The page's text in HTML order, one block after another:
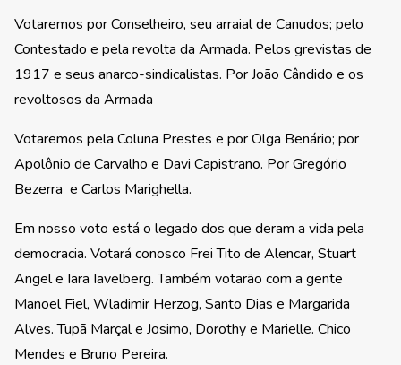
Votaremos por Conselheiro, seu arraial de Canudos; pelo
Contestado e pela revolta da Armada. Pelos grevistas de
1917 e seus anarco-sindicalistas. Por João Cândido e os
revoltosos da Armada
Votaremos pela Coluna Prestes e por Olga Benário; por
Apolônio de Carvalho e Davi Capistrano. Por Gregório
Bezerra e Carlos Marighella.
Em nosso voto está o legado dos que deram a vida pela
democracia. Votará conosco Frei Tito de Alencar, Stuart
Angel e Iara Iavelberg. Também votarão com a gente
Manoel Fiel, Wladimir Herzog, Santo Dias e Margarida
Alves. Tupã Marçal e Josimo, Dorothy e Marielle. Chico
Mendes e Bruno Pereira.